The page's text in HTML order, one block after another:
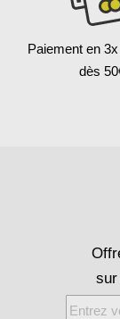
Paiement en 3x
dès
sur